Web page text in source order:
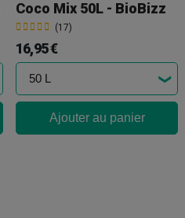
Coco Mix 50L - BioBizz
(17)
16,95 €
Ajouter au panier